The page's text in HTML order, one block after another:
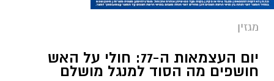
מגזין
יום העצמאות ה-77: חולי על האש
חושפים מה הסוד למנגל מושלם